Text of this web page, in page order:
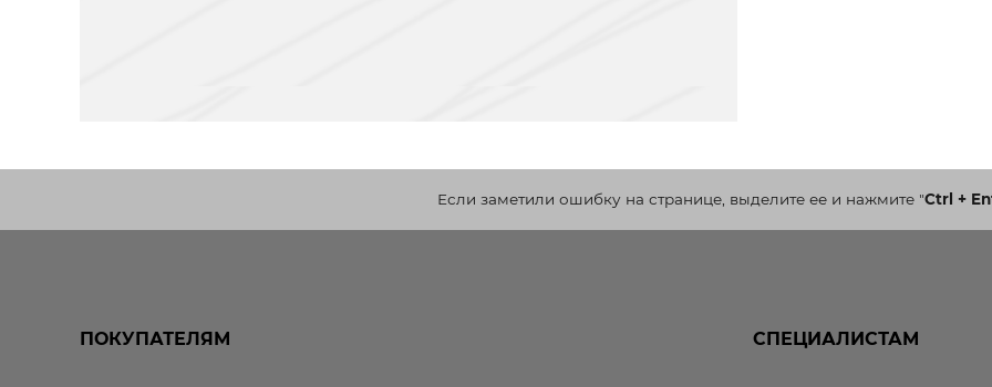
Если заметили ошибку на странице, выделите ее и нажмите"Ctrl +
ПОКУПАТЕЛЯМ СПЕЦИАЛИСТАМ